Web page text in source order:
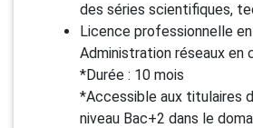
des séries scientifiques,
Licence professionnelle
Administration réseaux en
*Durée : 10 mois
*Accessible aux titulaires
niveau Bac+2 dans le